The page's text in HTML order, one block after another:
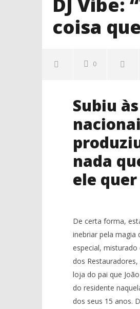
coisa
0
NOW
Junho,
Ana
Ventura
Subiu
nada
ele
De certa forma,
inebriar pela magia
especial,
dos
loja do pai que
do residente
dos seus 15 anos.